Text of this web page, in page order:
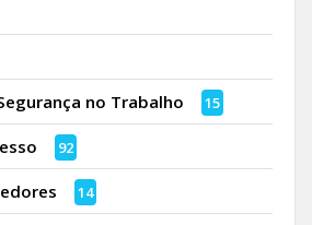
no Trabalho 15
92
14